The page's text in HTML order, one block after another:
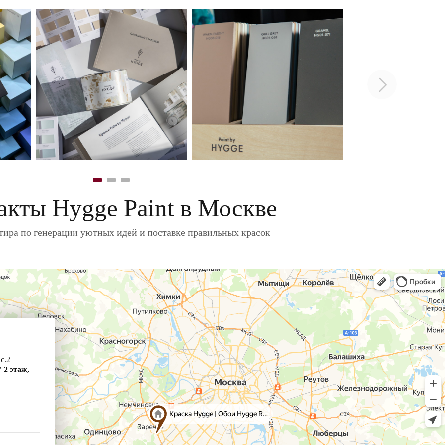
Hygge Paint в Москве
по генерации уютных идей и поставке правильных красок
2 этаж,